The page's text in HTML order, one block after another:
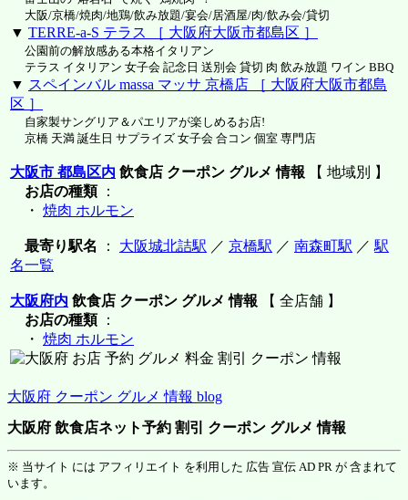
大阪/京橋/焼肉/地鶏/飲み放題/宴会/居酒屋/肉/飲み会/貸切
▼ TERRE-a-S テラス ［ 大阪府大阪市都島区 ］
公園前の解放感ある本格イタリアン
テラス イタリアン 女子会 記念日 送別会 貸切 肉 飲み放題 ワイン BBQ
▼ スペインバル massa マッサ 京橋店 ［ 大阪府大阪市都島
区 ］
自家製サングリア＆パエリアが楽しめるお店!
京橋 天満 誕生日 サプライズ 女子会 合コン 個室 専門店
大阪市 都島区内 飲食店 クーポン グルメ 情報 【 地域別 】
お店の種類：
・ 焼肉 ホルモン
最寄り駅名 ： 大阪城北詰駅 ／ 京橋駅 ／ 南森町駅 ／ 駅
名一覧
大阪府内 飲食店 クーポン グルメ 情報 【 全店舗 】
お店の種類：
・ 焼肉 ホルモン
大阪府 クーポン グルメ 情報 blog
大阪府 飲食店ネット予約 割引 クーポン グルメ 情報
※ 当サイト には アフィリエイト を利用した 広告 宣伝 AD PR が 含まれて
います。